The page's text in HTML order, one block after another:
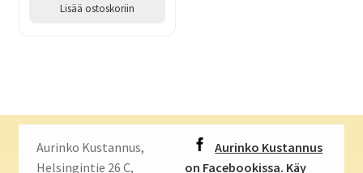
Lisää ostoskoriin
Aurinko Kustannus,
Helsingintie 26 C,
Aurinko Kustannus
on Facebookissa. Käy